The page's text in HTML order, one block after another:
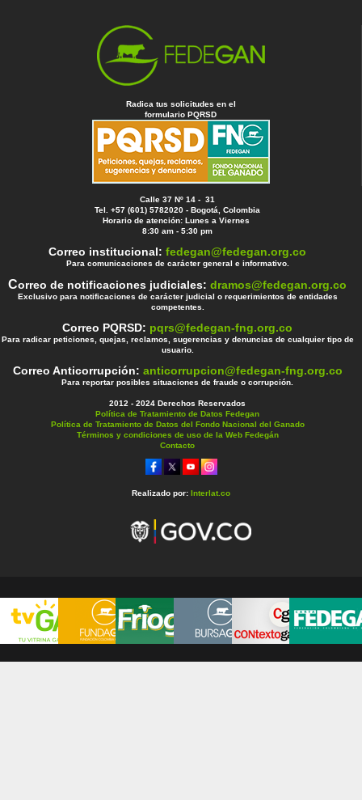
Radica tus solicitudes en el
formulario PQRSD
Calle 37 Nº 14 - 31
Tel. +57 (601) 5782020 - Bogotá, Colombia
Horario de atención: Lunes a Viernes
8:30 am - 5:30 pm
Correo institucional:fedegan@fedegan.org.co
Para comunicaciones de carácter general e informativo.
Correo de notificaciones judiciales:dramos@fedegan.org.co
Exclusivo para notificaciones de carácter judicial o requerimientos de entidades
competentes.
Correo PQRSD: pqrs@fedegan-fng.org.co
Para radicar peticiones, quejas, reclamos, sugerencias y denuncias de cualquier tipo de
usuario.
Correo Anticorrupción: anticorrupcion@fedegan-fng.org.co
Para reportar posibles situaciones de fraude o corrupción.
2012 - 2024 Derechos Reservados
Política de Tratamiento de Datos Fedegan
Política de Tratamiento de Datos del Fondo Nacional del Ganado
Términos y condiciones de uso de la Web Fedegán
Contacto
Realizado por: Interlat.co